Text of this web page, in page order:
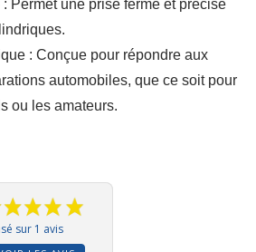
Permet une prise ferme et précise
: Conçue pour répondre aux
automobiles, que ce soit pour
ou les amateurs.
sur 1 avis